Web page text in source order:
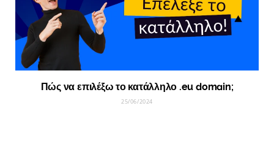
Πώς να επιλέξω το κατάλληλο .eu domain;
25/06/2024